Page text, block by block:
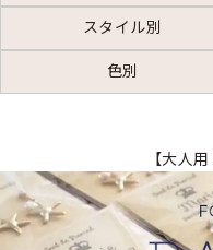
スタイル別
色別
【大人